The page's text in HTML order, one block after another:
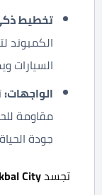
تخطيط
الكمبوند
السيارات
الواجهات:
مقاومة
جودة
تجسدCity